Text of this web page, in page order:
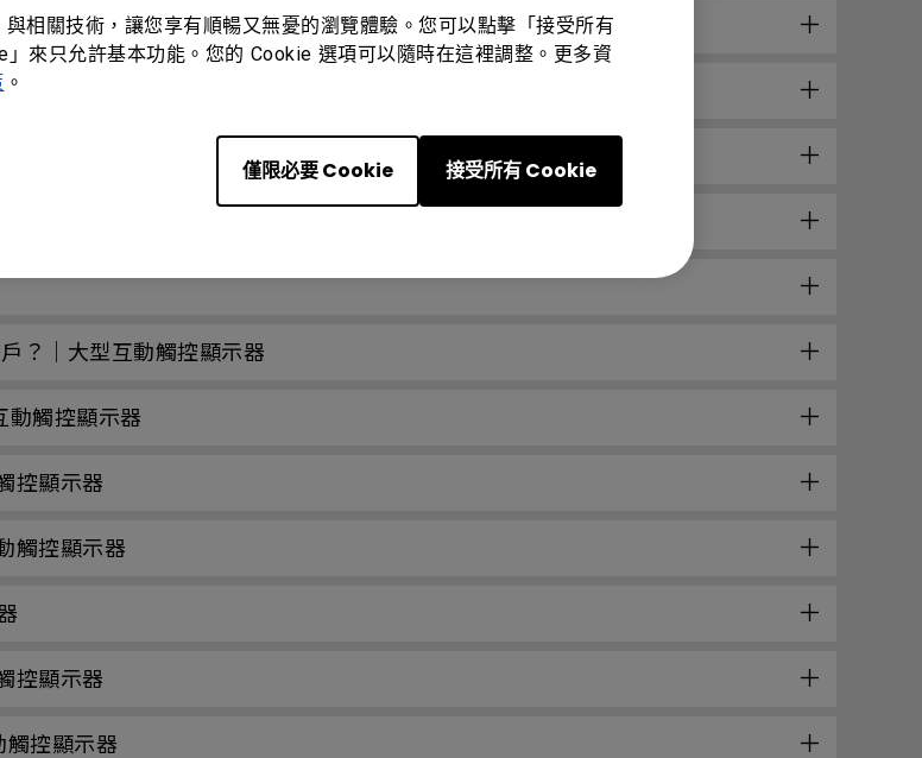
相關技術，讓您享有順暢又無憂的瀏覽體驗。您可以點擊「接受所有
來只允許基本功能。您的 Cookie 選項可以隨時在這裡調整。更多資
。
僅限必要 Cookie 接受所有 Cookie
新？｜大型互動觸控顯示器／數位電子顯示看板
器
？｜大型互動觸控顯示器
動觸控顯示器
控顯示器
觸控顯示器
控顯示器
觸控顯示器